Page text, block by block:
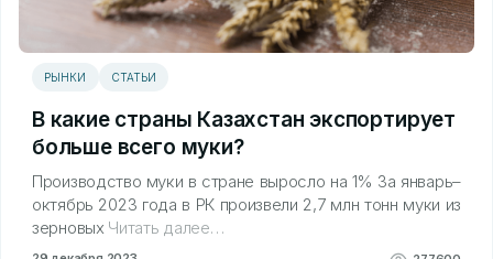
РЫНКИ СТАТЬИ
В какие страны Казахстан экспортирует
больше всего муки?
Производство муки в стране выросло на 1% За январь–
октябрь 2023 года в РК произвели 2,7 млн тонн муки из
зерновых Читать далее…